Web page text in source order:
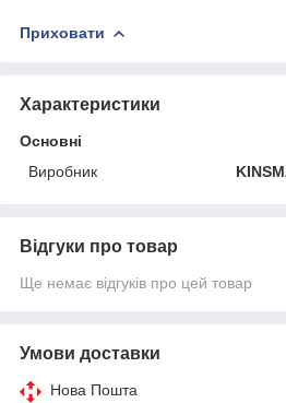
Приховати
Характеристики
Основні
Виробник
Відгуки про товар
Ще немає відгуків про цей товар
Умови доставки
Нова Пошта